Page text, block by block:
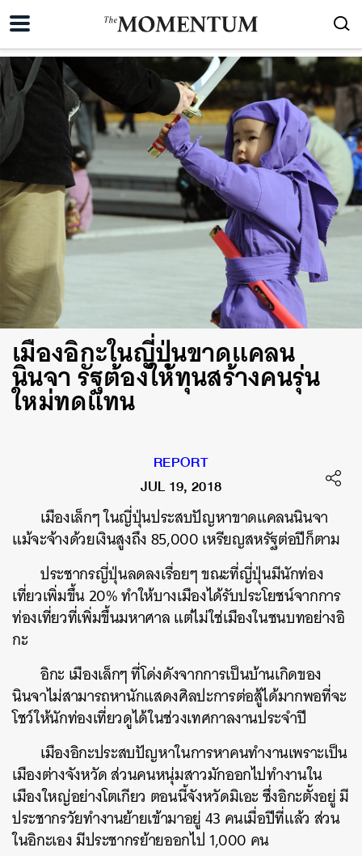
เมืองอิกะในญี่ปุ่นขาดแคลน
นินจา รัฐต้องให้ทุนสร้างคนรุ่น
ใหม่ทดแทน
REPORT
JUL 19, 2018
เมืองเล็กๆ ในญี่ปุ่นประสบปัญหาขาดแคลนนินจา
แม้จะจ้างด้วยเงินสูงถึง 85,000 เหรียญสหรัฐต่อปีก็ตาม
ประชากรญี่ปุ่นลดลงเรื่อยๆ ขณะที่ญี่ปุ่นมีนักท่อง
เที่ยวเพิ่มขึ้น 20% ทำให้บางเมืองได้รับประโยชน์จากการ
ท่องเที่ยวที่เพิ่มขึ้นมหาศาล แต่ไม่ใช่เมืองในชนบทอย่างอิ
กะ
อิกะ เมืองเล็กๆ ที่โด่งดังจากการเป็นบ้านเกิดของ
นินจาไม่สามารถหานักแสดงศิลปะการต่อสู้ได้มากพอที่จะ
โชว์ให้นักท่องเที่ยวดูได้ในช่วงเทศกาลงานประจำปี
เมืองอิกะประสบปัญหาในการหาคนทำงานเพราะเป็น
เมืองต่างจังหวัด ส่วนคนหนุ่มสาวมักออกไปทำงานใน
เมืองใหญ่อย่างโตเกียว ตอนนี้จังหวัดมิเอะ ซึ่งอิกะตั้งอยู่ มี
ประชากรวัยทำงานย้ายเข้ามาอยู่ 43 คนเมื่อปีที่แล้ว ส่วน
ในอิกะเอง มีประชากรย้ายออกไป 1,000 คน